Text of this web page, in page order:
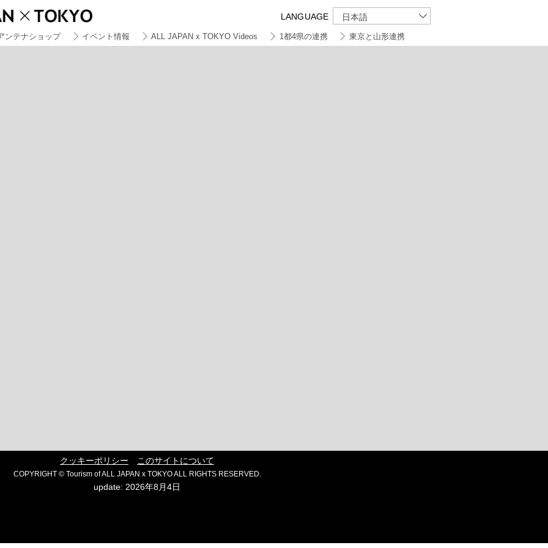
LANGUAGE 日本語
ンテナショップ イベント情報 ALL JAPAN x TOKYO Videos 1都4県の連携 東京と山形連携
クッキーポリシー このサイトについて
COPYRIGHT © Tourism of ALL JAPAN x TOKYO ALL RIGHTS RESERVED.
update: 2026年8月4日